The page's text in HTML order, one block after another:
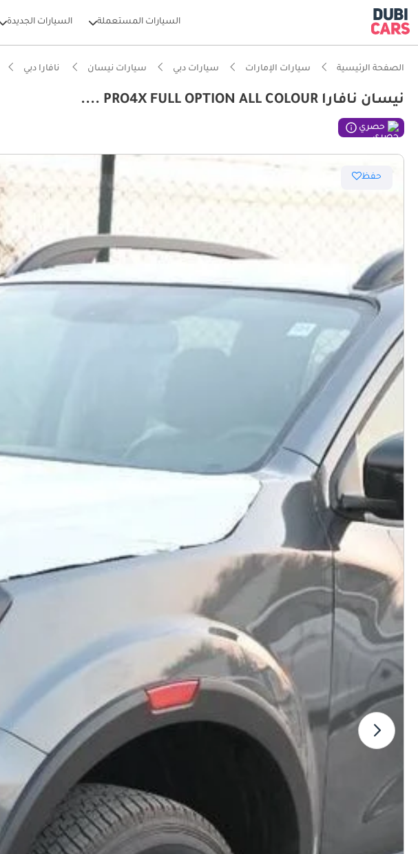
السيارات المستعملة السيارات الجديدة
الصفحة الرئيسية سيارات الإمارات سيارات دبي سيارات نيسان نافارا دبي
نيسان نافارا PRO4X FULL OPTION ALL COLOUR ....
حصري
حفظ